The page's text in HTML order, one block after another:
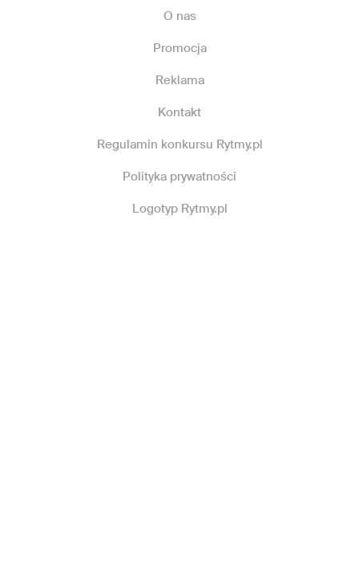
O nas
Promocja
Reklama
Kontakt
Regulamin konkursu Rytmy.pl
Polityka prywatności
Logotyp Rytmy.pl